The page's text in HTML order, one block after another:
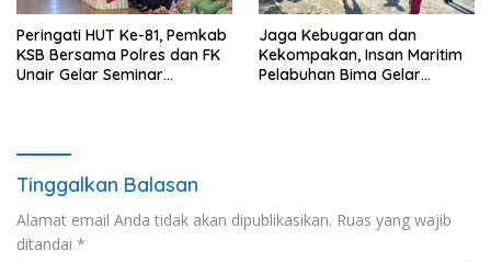
Peringati HUT Ke-81, Pemkab
KSB Bersama Polres dan FK
Unair Gelar Seminar
Jaga Kebugaran dan
Kekompakan, Insan Maritim
Pelabuhan Bima Gelar
Tinggalkan Balasan
Alamat email Anda tidak akan dipublikasikan. Ruas yang wajib
ditandai *